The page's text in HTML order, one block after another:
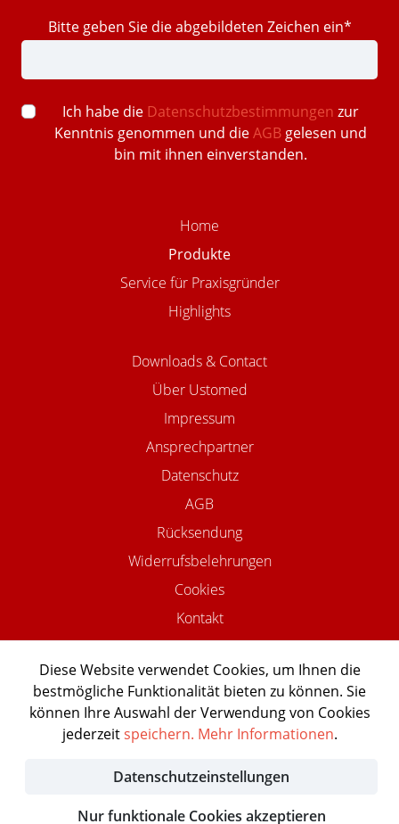
Bitte geben Sie die abgebildeten Zeichen ein*
Ich habe die Datenschutzbestimmungen zur
Kenntnis genommen und dieAGBgelesen und
bin mit ihnen einverstanden.
Home
Produkte
Service für Praxisgründer
Highlights
Downloads & Contact
Über Ustomed
Impressum
Ansprechpartner
Datenschutz
AGB
Rücksendung
Widerrufsbelehrungen
Cookies
Kontakt
©2026 USTOMED INSTRUMENTE
Powered by Shopware Agentur
Shopentwickler.Berlin
Diese Website verwendet Cookies, um Ihnen die
bestmögliche Funktionalität bieten zu können. Sie
können Ihre Auswahl der Verwendung von Cookies
jederzeitspeichern. Mehr Informationen.
Datenschutzeinstellungen
Nur funktionale Cookies akzeptieren